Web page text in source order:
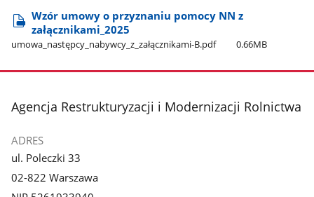
Wzór umowy o przyznaniu pomocy NN z
załącznikami​_2025
umowa​_następcy​_nabywcy​_z​_załącznikami-B.pdf 0.66MB
stopka
Agencja Restrukturyzacji i Modernizacji Rolnictwa
ADRES
ul. Poleczki 33
02-822 Warszawa